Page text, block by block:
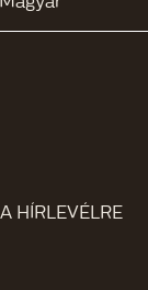
HÍRLEVÉLRE